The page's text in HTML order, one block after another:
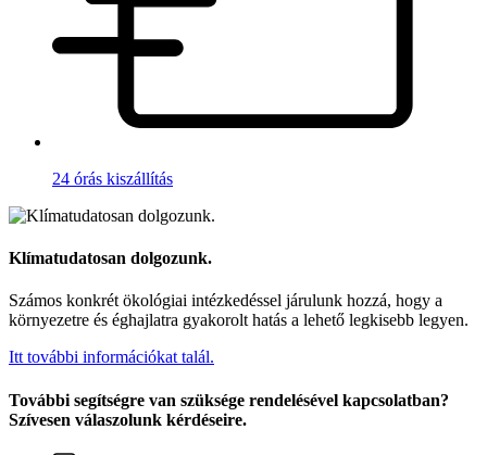
24 órás kiszállítás
Klímatudatosan dolgozunk.
Számos konkrét ökológiai intézkedéssel járulunk hozzá, hogy a
környezetre és éghajlatra gyakorolt hatás a lehető legkisebb legyen.
Itt további információkat talál.
További segítségre van szüksége rendelésével kapcsolatban?
Szívesen válaszolunk kérdéseire.